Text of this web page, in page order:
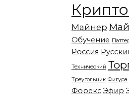
Майнер
Обучение
Россия
Технический
Треугольник Фигура
Форекс Эфир